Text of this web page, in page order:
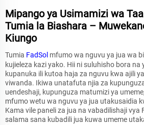
Mipango ya Usimamizi wa
Tumia la Biashara –
Kiungo
Tumia FadSol mfumo wa nguvu ya jua wa
kujieleza kazi yako. Hii ni suluhisho bora na
kupanuka ili kutoa haja za nguvu kwa ajili
viwanda. Ikiwa unatafuta njia za
uendeshaji, kupunguza matumizi ya
mfumo wetu wa nguvu ya jua utakusaidia
Kama vile paneli za jua na vabadilishaji vya
salama sana kubadili jua kuwa umeme